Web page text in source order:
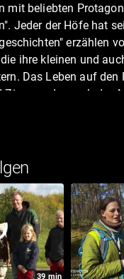
mit beliebten
Jeder der Höfe hat
erzählen
ihre kleinen und
Das Leben auf den
Ziegen oder auch der
Möhren, Spinat und
39 min